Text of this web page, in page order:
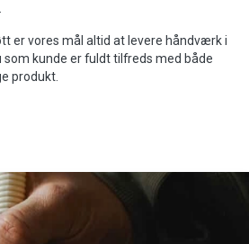
er vores mål altid at levere håndværk i
som kunde er fuldt tilfreds med både
produkt.